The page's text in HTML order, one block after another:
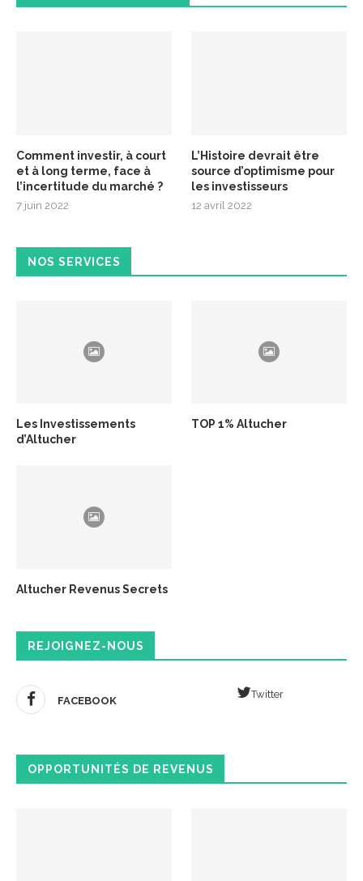
Comment investir, à court
et à long terme, face à
l’incertitude du marché ?
7 juin 2022
L’Histoire devrait être
source d’optimisme pour
les investisseurs
12 avril 2022
NOS SERVICES
Les Investissements
d’Altucher
TOP 1% Altucher
Altucher Revenus Secrets
REJOIGNEZ-NOUS
FACEBOOK
Twitter
OPPORTUNITÉS DE REVENUS